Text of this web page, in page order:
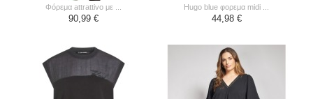
φόρεμα attrattivo με ...
90,99 €
hugo blue φορεμα midi ...
44,98 €